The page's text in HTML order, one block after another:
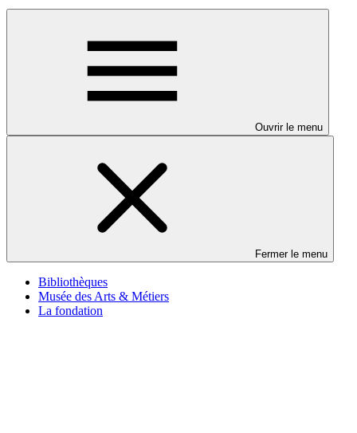
Ouvrir le menu
Fermer le menu
Bibliothèques
Musée des Arts & Métiers
La fondation